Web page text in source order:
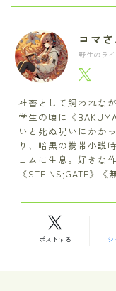
コマ
野生のラ
社畜として飼われな
学生の頃に《
いと死ぬ呪いにかか
り、暗黒の携帯小説
ヨムに生息。好きな
《STEINS;GATE》《
ポストする シ